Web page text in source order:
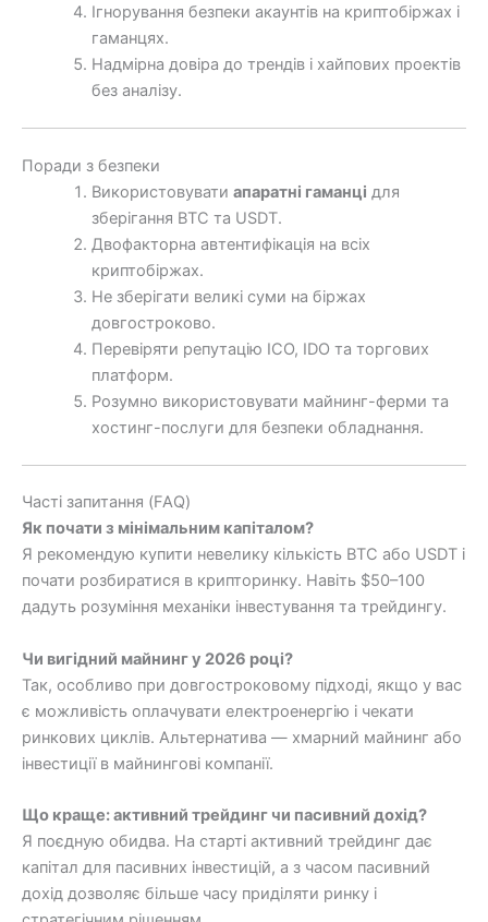
Ігнорування безпеки акаунтів на криптобіржах і
гаманцях.
Надмірна довіра до трендів і хайпових проектів
без аналізу.
Поради з безпеки
Використовувати апаратні гаманці для
зберігання BTC та USDT.
Двофакторна автентифікація на всіх
криптобіржах.
Не зберігати великі суми на біржах
довгостроково.
Перевіряти репутацію ICO, IDO та торгових
платформ.
Розумно використовувати майнинг-ферми та
хостинг-послуги для безпеки обладнання.
Часті запитання (FAQ)
Як почати з мінімальним капіталом?
Я рекомендую купити невелику кількість BTC або USDT і
почати розбиратися в крипторинку. Навіть $50–100
дадуть розуміння механіки інвестування та трейдингу.
Чи вигідний майнинг у 2026 році?
Так, особливо при довгостроковому підході, якщо у вас
є можливість оплачувати електроенергію і чекати
ринкових циклів. Альтернатива — хмарний майнинг або
інвестиції в майнингові компанії.
Що краще: активний трейдинг чи пасивний дохід?
Я поєдную обидва. На старті активний трейдинг дає
капітал для пасивних інвестицій, а з часом пасивний
дохід дозволяє більше часу приділяти ринку і